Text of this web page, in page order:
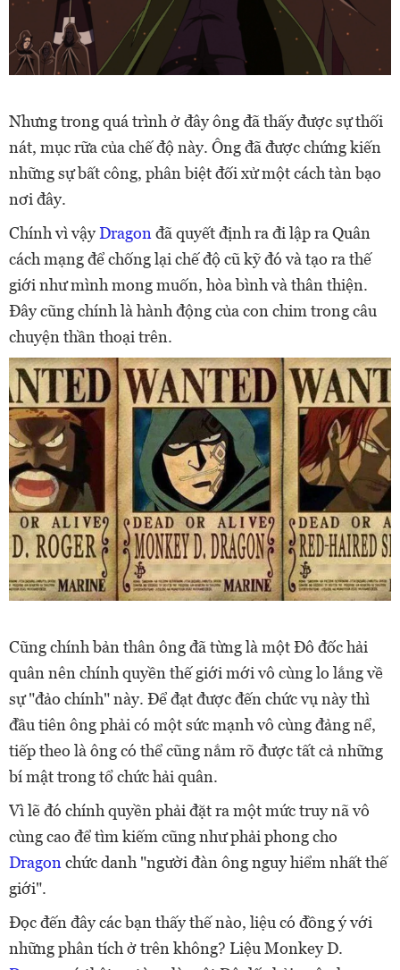
Nhưng trong quá trình ở đây ông đã thấy được sự thối
nát, mục rữa của chế độ này. Ông đã được chứng kiến
những sự bất công, phân biệt đối xử một cách tàn bạo
nơi đây.
Chính vì vậyDragon đã quyết định ra đi lập ra Quân
cách mạng để chống lại chế độ cũ kỹ đó và tạo ra thế
giới như mình mong muốn, hòa bình và thân thiện.
Đây cũng chính là hành động của con chim trong câu
chuyện thần thoại trên.
Cũng chính bản thân ông đã từng là một Đô đốc hải
quân nên chính quyền thế giới mới vô cùng lo lắng về
sự "đảo chính" này. Để đạt được đến chức vụ này thì
đầu tiên ông phải có một sức mạnh vô cùng đảng nể,
tiếp theo là ông có thể cũng nắm rõ được tất cả những
bí mật trong tổ chức hải quân.
Vì lẽ đó chính quyền phải đặt ra một mức truy nã vô
cùng cao để tìm kiếm cũng như phải phong cho
Dragon chức danh "người đàn ông nguy hiểm nhất thế
giới".
Đọc đến đây các bạn thấy thế nào, liệu có đồng ý với
những phân tích ở trên không? Liệu Monkey D.